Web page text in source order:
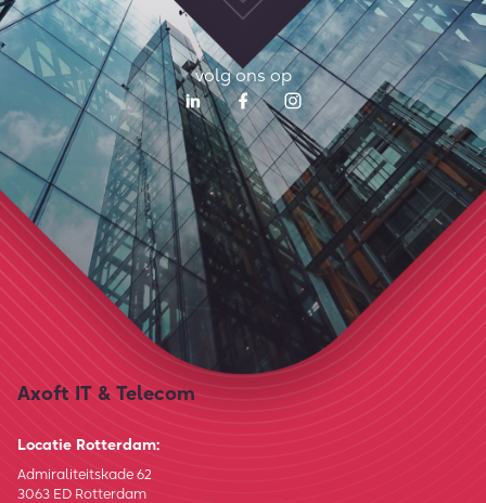
volg ons op
Axoft IT & Telecom
Locatie Rotterdam:
Admiraliteitskade 62
3063 ED Rotterdam